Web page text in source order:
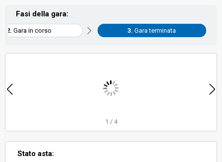
Fasi della gara:
Gara in corso Gara terminata
1 / 4
Stato asta: